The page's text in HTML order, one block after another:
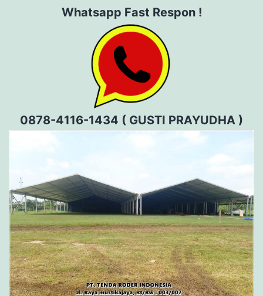
Whatsapp Fast Respon !
0878-4116-1434 ( GUSTI PRAYUDHA )